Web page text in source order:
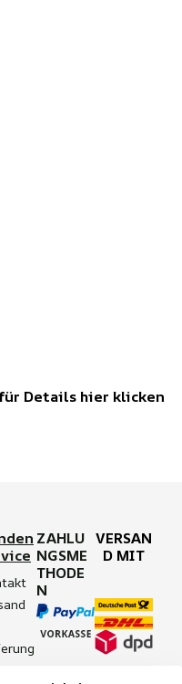
Details hier klicken
ZAHLU
NGSME
THODE
N
VERSAN
D MIT